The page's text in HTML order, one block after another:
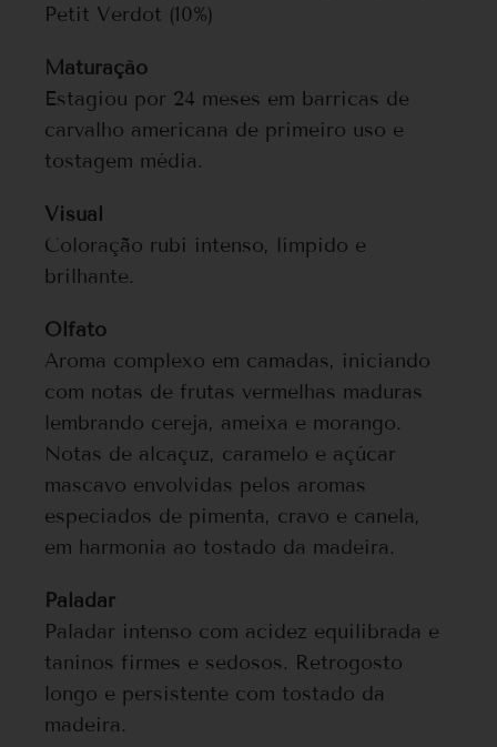
Petit Verdot (10%)
Maturação
Estagiou por 24 meses em barricas de
carvalho americana de primeiro uso e
tostagem média.
Visual
Coloração rubi intenso, límpido e
brilhante.
Olfato
Aroma complexo em camadas, iniciando
com notas de frutas vermelhas maduras
lembrando cereja, ameixa e morango.
Notas de alcaçuz, caramelo e açúcar
mascavo envolvidas pelos aromas
especiados de pimenta, cravo e canela,
em harmonia ao tostado da madeira.
Paladar
Paladar intenso com acidez equilibrada e
taninos firmes e sedosos. Retrogosto
longo e persistente com tostado da
madeira.